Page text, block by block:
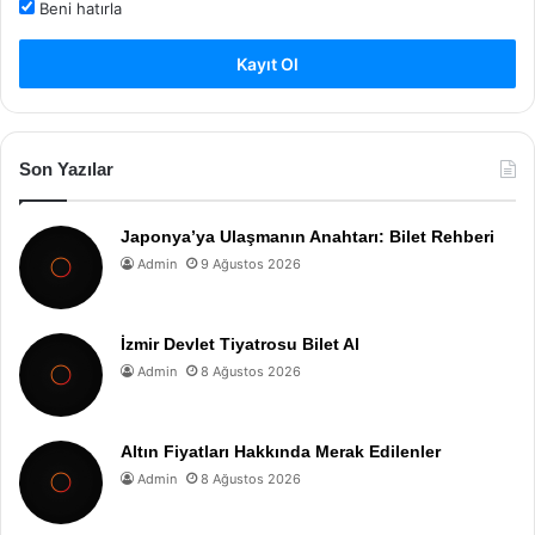
Beni hatırla
Kayıt Ol
Son Yazılar
Japonya’ya Ulaşmanın Anahtarı: Bilet Rehberi
Admin 9 Ağustos 2026
İzmir Devlet Tiyatrosu Bilet Al
Admin 8 Ağustos 2026
Altın Fiyatları Hakkında Merak Edilenler
Admin 8 Ağustos 2026